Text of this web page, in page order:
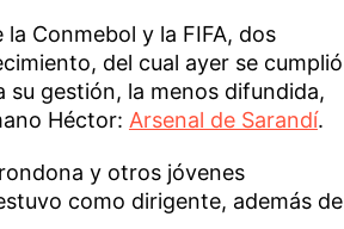
Conmebol y la FIFA, dos
del cual ayer se cumplió
gestión, la menos difundida,
Héctor: Arsenal de Sarandí.
y otros jóvenes
como dirigente, además de